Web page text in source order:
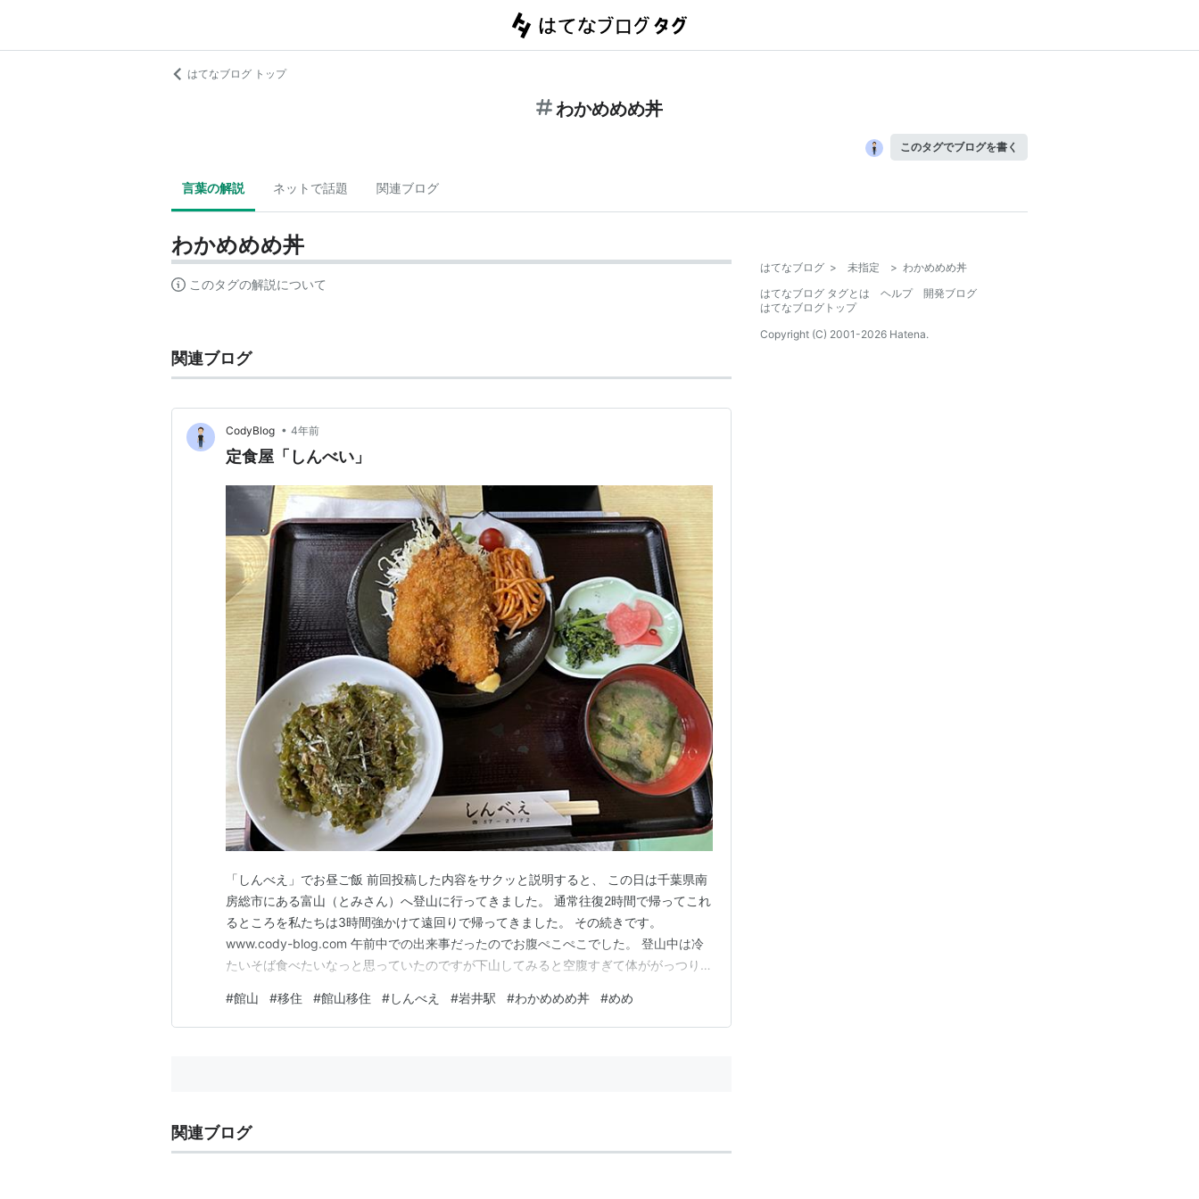
はてなブログ トップ
わかめめめ丼
このタグでブログを書く
言葉の解説 ネットで話題 関連ブログ
わかめめめ丼
このタグの解説について
関連ブログ
CodyBlog • 4年前
定食屋「しんべい」
「しんべえ」でお昼ご飯 前回投稿した内容をサクッと説明すると、 この日は千葉県南
房総市にある富山（とみさん）へ登山に行ってきました。 通常往復2時間で帰ってこれ
るところを私たちは3時間強かけて遠回りで帰ってきました。 その続きです。
www.cody-blog.com 午前中での出来事だったのでお腹ぺこぺこでした。 登山中は冷
たいそば食べたいなっと思っていたのですが下山してみると空腹すぎて体ががっつり系
が、この日は日曜日だったのでサービスエリアも兼ねてるこの道の駅は激混みでした。
なので近くの定食屋に行くことに。…
#館山 #移住 #館山移住 #しんべえ #岩井駅 #わかめめめ丼 #めめ
関連ブログ
はてなブログ > 未指定 > わかめめめ丼
はてなブログ タグとは
ヘルプ
開発ブログ
はてなブログトップ
Copyright (C) 2001-2026 Hatena.